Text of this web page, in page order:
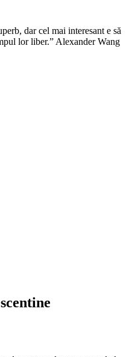
dar cel mai interesant e să
lor liber.” Alexander Wang